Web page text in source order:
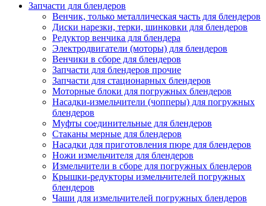
Запчасти для блендеров
Венчик, только металлическая часть для блендеров
Диски нарезки, терки, шинковки для блендеров
Редуктор венчика для блендера
Электродвигатели (моторы) для блендеров
Венчики в сборе для блендеров
Запчасти для блендеров прочие
Запчасти для стационарных блендеров
Моторные блоки для погружных блендеров
Насадки-измельчители (чопперы) для погружных
блендеров
Муфты соединительные для блендеров
Стаканы мерные для блендеров
Насадки для приготовления пюре для блендеров
Ножи измельчителя для блендеров
Измельчители в сборе для погружных блендеров
Крышки-редукторы измельчителей погружных
блендеров
Чаши для измельчителей погружных блендеров